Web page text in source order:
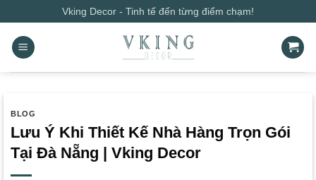
qua
nội
dung
Vking Decor - Tinh tế đến từng điểm chạm!
BLOG
Lưu Ý Khi Thiết Kế Nhà Hàng Trọn Gói
Tại Đà Nẵng | Vking Decor